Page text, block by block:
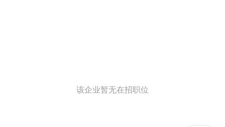
该企业暂无在招职位